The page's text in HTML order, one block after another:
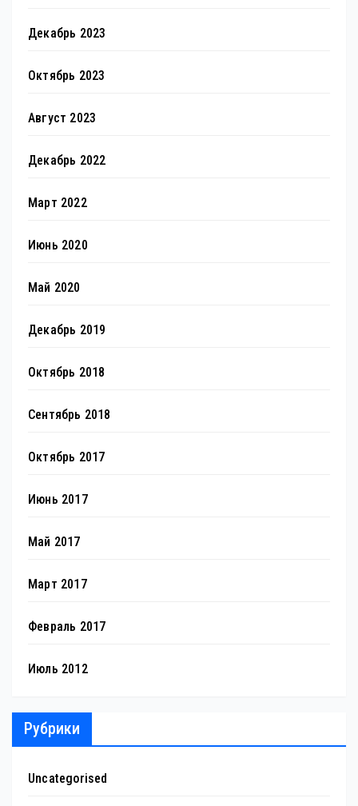
Декабрь 2023
Октябрь 2023
Август 2023
Декабрь 2022
Март 2022
Июнь 2020
Май 2020
Декабрь 2019
Октябрь 2018
Сентябрь 2018
Октябрь 2017
Июнь 2017
Май 2017
Март 2017
Февраль 2017
Июль 2012
Рубрики
Uncategorised